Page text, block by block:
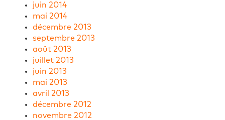
juin 2014
mai 2014
décembre 2013
septembre 2013
août 2013
juillet 2013
juin 2013
mai 2013
avril 2013
décembre 2012
novembre 2012